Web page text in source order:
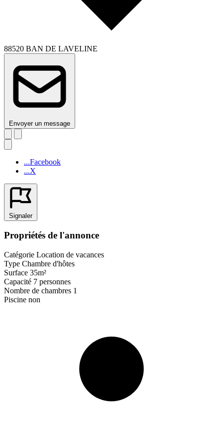
88520 BAN DE LAVELINE
Envoyer un message
...Facebook
...X
Signaler
Propriétés de l'annonce
Catégorie Location de vacances
Type Chambre d'hôtes
Surface 35m²
Capacité 7 personnes
Nombre de chambres 1
Piscine non